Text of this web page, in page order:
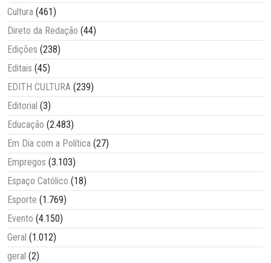
Cultura (461)
Direto da Redação (44)
Edições (238)
Editais (45)
EDITH CULTURA (239)
Editorial (3)
Educação (2.483)
Em Dia com a Política (27)
Empregos (3.103)
Espaço Católico (18)
Esporte (1.769)
Evento (4.150)
Geral (1.012)
geral (2)